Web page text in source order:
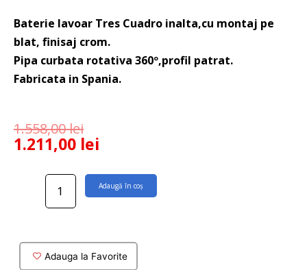
Baterie lavoar Tres Cuadro inalta,cu montaj pe
blat, finisaj crom.
Pipa curbata rotativa 360º,profil patrat.
Fabricata in Spania.
1.558,00lei
1.211,00 lei
Cantitate
lavoar
blat
Adaugă în coș
Adauga la Favorite